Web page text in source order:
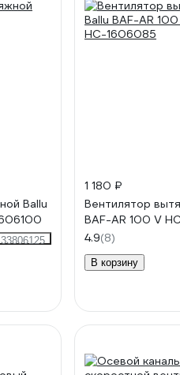
Ballu
33806125
1 180 ₽
Вентилятор
BAF-AR 100 V
4.9(8)
В корзину